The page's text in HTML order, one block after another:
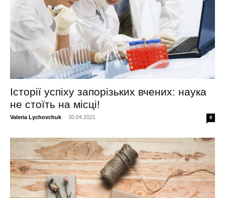
Історії успіху запорізьких вчених: наука
не стоїть на місці!
Valeria Lychovchuk - 30.04.2021 0